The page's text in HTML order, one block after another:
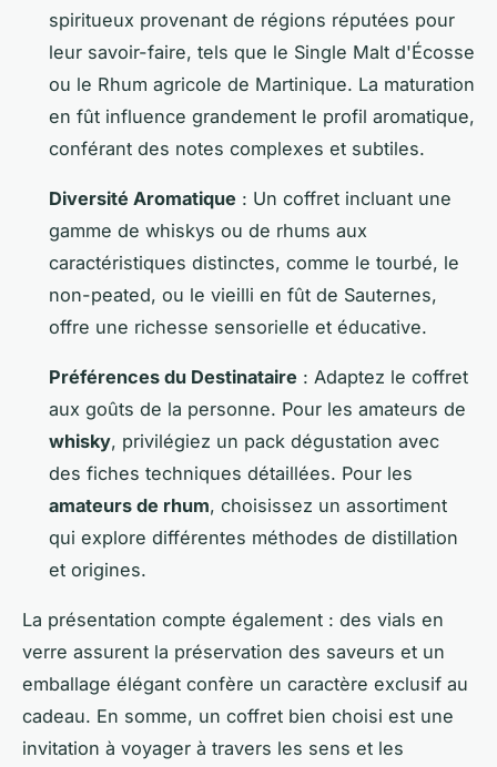
spiritueux provenant de régions réputées pour
leur savoir-faire, tels que le Single Malt d'Écosse
ou le Rhum agricole de Martinique. La maturation
en fût influence grandement le profil aromatique,
conférant des notes complexes et subtiles.
Diversité Aromatique : Un coffret incluant une
gamme de whiskys ou de rhums aux
caractéristiques distinctes, comme le tourbé, le
non-peated, ou le vieilli en fût de Sauternes,
offre une richesse sensorielle et éducative.
Préférences du Destinataire : Adaptez le coffret
aux goûts de la personne. Pour les amateurs de
whisky, privilégiez un pack dégustation avec
des fiches techniques détaillées. Pour les
amateurs de rhum, choisissez un assortiment
qui explore différentes méthodes de distillation
et origines.
La présentation compte également : des vials en
verre assurent la préservation des saveurs et un
emballage élégant confère un caractère exclusif au
cadeau. En somme, un coffret bien choisi est une
invitation à voyager à travers les sens et les